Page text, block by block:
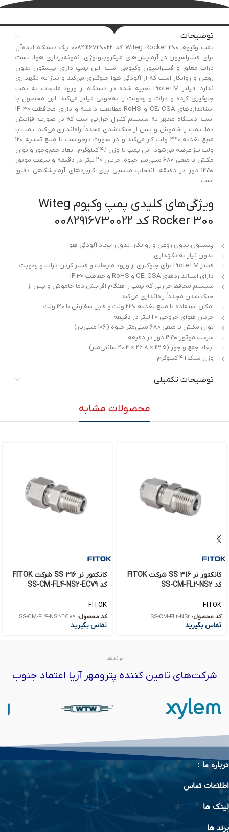
توضیحات
پمپ وکیوم Witeg Rocker 300 کد 0082916730022 یک دستگاه ایده‌آل
برای فیلتراسیون در آزمایش‌های میکروبیولوژی، نمونه‌برداری هوا، تست
ذرات معلق و فیلتراسیون وکیومی است. این پمپ دارای پیستون بدون
روغن و روانکار است که از آلودگی هوا جلوگیری می‌کند و نیاز به نگهداری
ندارد. فیلتر ProteTM تعبیه شده در دستگاه از ورود مایعات به پمپ
جلوگیری کرده و ذرات و رطوبت را به‌خوبی فیلتر می‌کند. این محصول با
استانداردهای CE، CSA و RoHS مطابقت داشته و دارای محافظت IP 30
است. دستگاه مجهز به سیستم کنترل حرارتی است که در صورت افزایش
دما، پمپ را خاموش و پس از خنک شدن مجدداً راه‌اندازی می‌کند. پمپ با
منبع تغذیه 230 ولت کار می‌کند و در صورت درخواست با منبع تغذیه 120
ولت نیز عرضه می‌شود. این پمپ با وزن 4.1 کیلوگرم، ابعاد جمع‌وجور و توان
مکش تا منفی 680 میلی‌متر جیوه، جریان 20 لیتر در دقیقه و سرعت موتور
1450 دور در دقیقه، انتخاب مناسبی برای کاربردهای آزمایشگاهی دقیق
است.
ویژگی‌های کلیدی پمپ وکیوم Witeg
Rocker 300 کد 0082916730022
پیستون بدون روغن و روانکار، بدون ایجاد آلودگی هوا
بدون نیاز به نگهداری
فیلتر ProteTM برای جلوگیری از ورود مایعات و فیلتر کردن ذرات و رطوبت
دارای استانداردهای CE، CSA و RoHS و حفاظت IP 30
سیستم محافظ حرارتی که پمپ را هنگام افزایش دما خاموش و پس از
خنک شدن مجدداً راه‌اندازی می‌کند
امکان استفاده با منبع تغذیه 230 ولت و قابل سفارش با 120 ولت
جریان هوای خروجی 20 لیتر در دقیقه
توان مکش تا منفی 680 میلی‌متر جیوه (106 میلی‌بار)
سرعت موتور 1450 دور در دقیقه
ابعاد جمع و جور (13.5 × 26.8 × 20.4 سانتی‌متر)
وزن سبک 4.1 کیلوگرم
توضیحات تکمیلی
محصولات مشابه
کانکتور نر 316 SS شرکت FITOK
کد SS-CM-FL2-NS2
FITOK
کد محصول: SS-CM-FL2-NS2
تماس بگیرید
کانکتور نر 316 SS شرکت FITOK
کد SS-CM-FL4-NS2-EC79
FITOK
کد محصول: SS-CM-FL4-NS2-EC79
تماس بگیرید
برندها
شرکت‌های تامین کننده پترومهر آریا اعتماد جنوب
درباره ما :
اطلاعات تماس
لینک ها
برند ها